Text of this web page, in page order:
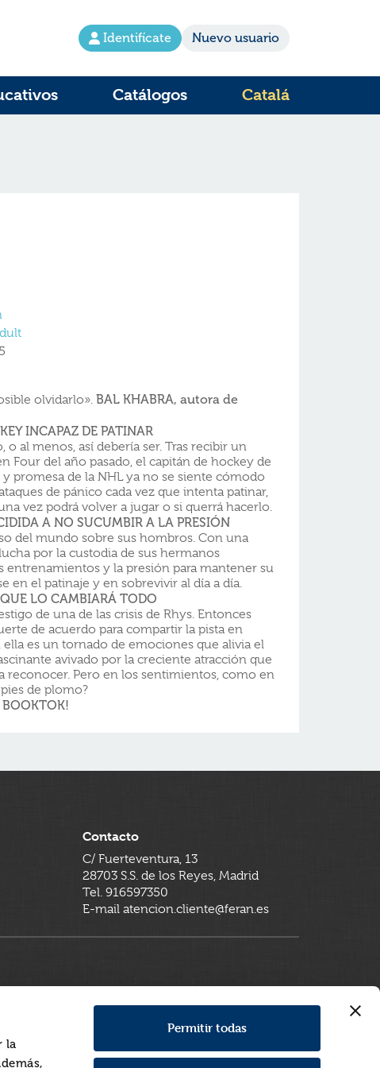
la
Permitir todas
Identifícate Nuevo usuario
Catálogos Catalá
olvidarlo». BAL KHABRA, autora de
INCAPAZ DE PATINAR
o al menos, así debería ser. Tras recibir un
Four del año pasado, el capitán de hockey de
promesa de la NHL ya no se siente cómodo
de pánico cada vez que intenta patinar,
vez podrá volver a jugar o si querrá hacerlo.
A NO SUCUMBIR A LA PRESIÓN
del mundo sobre sus hombros. Con una
por la custodia de sus hermanos
entrenamientos y la presión para mantener su
en el patinaje y en sobrevivir al día a día.
LO CAMBIARÁ TODO
de una de las crisis de Rhys. Entonces
de acuerdo para compartir la pista en
ella es un tornado de emociones que alivia el
avivado por la creciente atracción que
reconocer. Pero en los sentimientos, como en
de plomo?
Contacto
C/ Fuerteventura, 13
28703 S.S. de los Reyes, Madrid
Tel. 916597350
E-mail atencion.cliente@feran.es